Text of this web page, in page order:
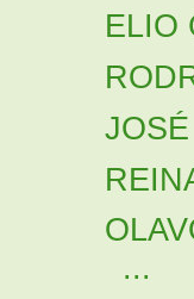
ELIO
...